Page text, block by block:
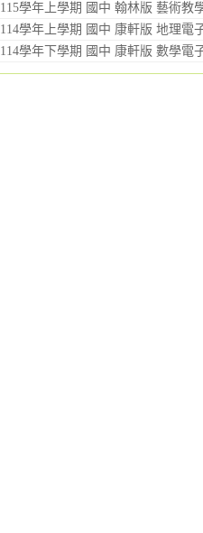
115學年上學期 國中 翰林版 藝術教
114學年上學期 國中 康軒版 地理電
114學年下學期 國中 康軒版 數學電